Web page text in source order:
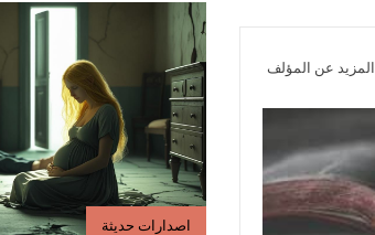
المزيد عن المؤلف
اصدارات حديثة